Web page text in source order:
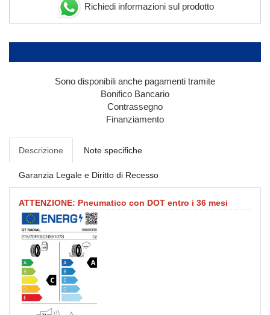
Richiedi informazioni sul prodotto
Sono disponibili anche pagamenti tramite
Bonifico Bancario
Contrassegno
Finanziamento
Descrizione Note specifiche
Garanzia Legale e Diritto di Recesso
ATTENZIONE: Pneumatico con DOT entro i 36 mesi